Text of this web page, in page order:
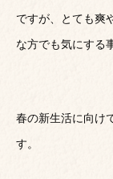
ですが、とても爽
な方でも気にする
春の新生活に向け
す。